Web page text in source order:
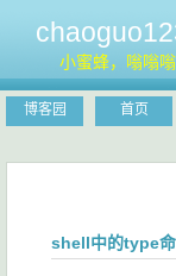
小蜜蜂，嗡嗡嗡
博客园 首页
shell中的type